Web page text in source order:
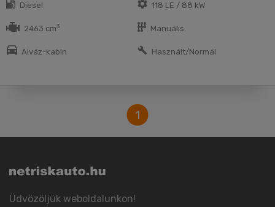
Diesel 118 LE / 88 kW
2463 cm3 Manuális
Alváz-kabin Használt/Normál
1
Üdvözöljük weboldalunkon!